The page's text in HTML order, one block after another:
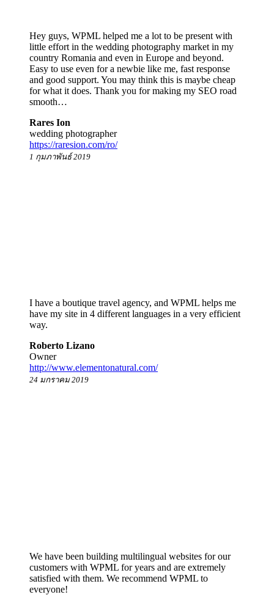
Hey guys, WPML helped me a lot to be present with
little effort in the wedding photography market in my
country Romania and even in Europe and beyond.
Easy to use even for a newbie like me, fast response
and good support. You may think this is maybe cheap
for what it does. Thank you for making my SEO road
smooth…
Rares Ion
wedding photographer
https://raresion.com/ro/
1 กุมภาพันธ์ 2019
I have a boutique travel agency, and WPML helps me
have my site in 4 different languages in a very efficient
way.
Roberto Lizano
Owner
http://www.elementonatural.com/
24 มกราคม 2019
We have been building multilingual websites for our
customers with WPML for years and are extremely
satisfied with them. We recommend WPML to
everyone!